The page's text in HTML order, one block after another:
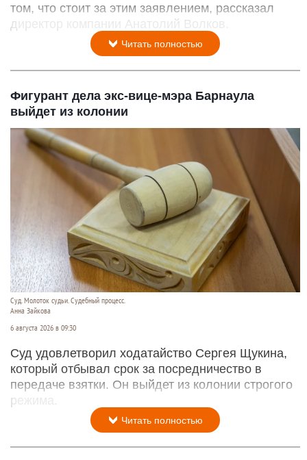
том, что стоит за этим заявлением, рассказал
директор компании Анатолий Волков.
Читать полностью
Фигурант дела экс-вице-мэра Барнаула
выйдет из колонии
Суд. Молоток судьи. Судебный процесс.
Анна Зайкова
6 августа 2026 в 09:30
Суд удовлетворил ходатайство Сергея Щукина,
который отбывал срок за посредничество в
передаче взятки. Он выйдет из колонии строгого
режима.
Читать полностью